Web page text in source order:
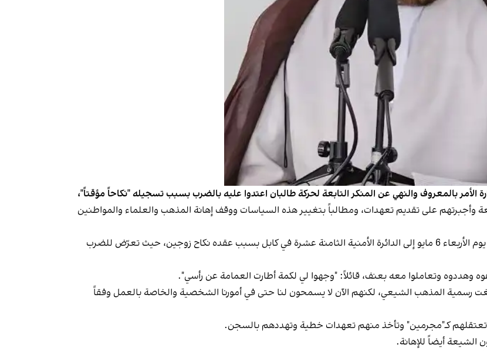
بالمعروف والنهي عن المنكر التابعة لحركة طالبان اعتدوا عليه بالضرب بسبب تسجيله "نكاحاً مؤقتاً"،
وأجبرتهم على تقديم تعهدات، ومطالباً بتغيير هذه السياسات ووقف إهانة المذهب والعلماء والمواطنين
وأوضح أن محتسبي وزارة الأمر بالمعروف والنهي عن المنكر نقلوه يوم الأربعاء 6 مايو إلى الدائرة الأمنية الثامنة عشرة في كابل بسبب عقده نكاح زوجين، حيث تعرّض للضرب
وهددوه وتعاملوا معه بعنف، قائلاً: "وجهوا لي لكمة أطارت العمامة عن رأسي".
رسمية المذهب الشيعي، لكنهم الآن لا يسمحون لنا حتى في أمورنا الشخصية والخاصة بالعمل وفقاً
تعتقلهم كـ"مجرمين" وتأخذ منهم تعهدات خطية وتهددهم بالسجن.
الشيعة أيضاً للإهانة.